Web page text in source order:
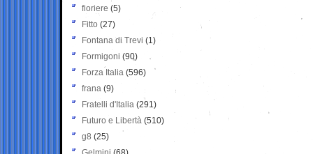
fioriere (5)
Fitto (27)
Fontana di Trevi (1)
Formigoni (90)
Forza Italia (596)
frana (9)
Fratelli d'Italia (291)
Futuro e Libertà (510)
g8 (25)